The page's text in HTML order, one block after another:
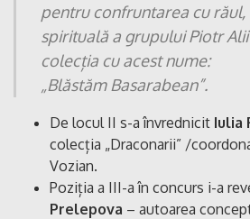
pentru confruntarea cu
spirituală a grupului Piotr
colecția cu acest nume:
„Blăstăm Basarabean”.
De locul II s-a învrednicit Iulia
colecția „Draconarii” /
Vozian.
Poziția a III-a în concurs i-a
Prelepova – autoarea